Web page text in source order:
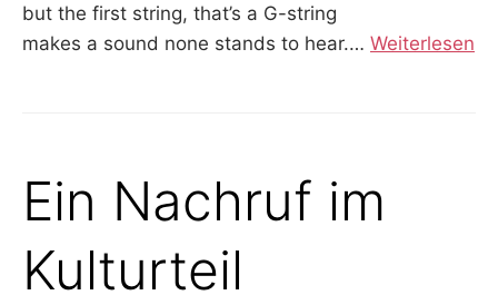
but the first string, that’s a G-string
makes a sound none stands to hear.… Weiterlesen
Ein Nachruf im
Kulturteil